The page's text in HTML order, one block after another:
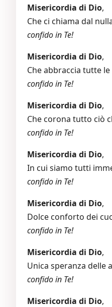
Misericordia di Dio,
Che ci chiama dal
confido in Te!
Misericordia di Dio,
Che abbraccia tutte
confido in Te!
Misericordia di Dio,
Che corona tutto ciò
confido in Te!
Misericordia di Dio,
In cui siamo tutti
confido in Te!
Misericordia di Dio,
Dolce conforto dei
confido in Te!
Misericordia di Dio,
Unica speranza delle
confido in Te!
Misericordia di Dio,